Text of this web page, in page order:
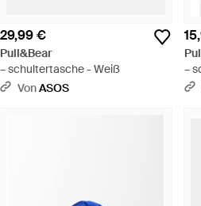
29,99 €
Pull&Bear
– schultertasche - Weiß
VonASOS
–